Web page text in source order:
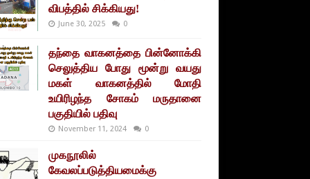
விபத்தில் சிக்கியது!
June 30, 2025 0
தந்தை வாகனத்தை பின்னோக்கி
செலுத்திய போது மூன்று வயது
மகள் வாகனத்தில் மோதி
உயிரிழந்த சோகம் மருதானை
பகுதியில் பதிவு
November 11, 2024 0
முகநூலில்
கேவலப்படுத்தியமைக்கு